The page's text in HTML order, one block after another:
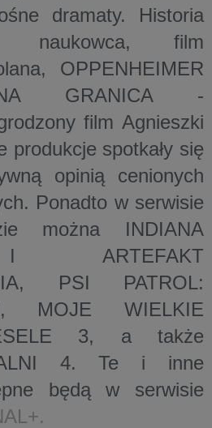
dramaty. Historia
naukowca, film
OPPENHEIMER
GRANICA-
film Agnieszki
produkcje spotkały się
opinią cenionych
Ponadto w serwisie
można INDIANA
ARTEFAKT
, PSI PATROL:
, MOJE WIELKIE
3, a także
4. Te i inne
będą w serwisie